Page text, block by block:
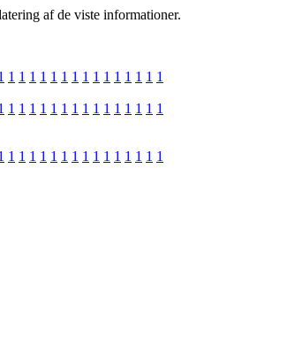
af de viste informationer.
1 1 1 1 1 1 1 1 1 1 1 1 1 1 1
1 1 1 1 1 1 1 1 1 1 1 1 1 1 1
1 1 1 1 1 1 1 1 1 1 1 1 1 1 1